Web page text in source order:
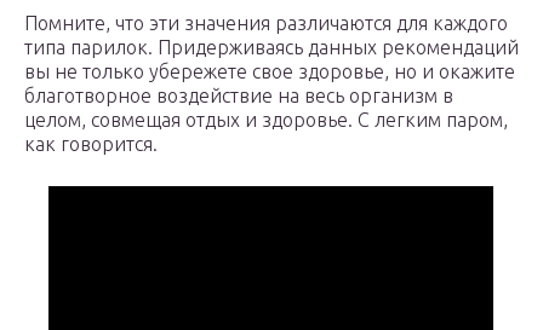
Помните, что эти значения различаются для каждого
типа парилок. Придерживаясь данных рекомендаций
вы не только убережете свое здоровье, но и окажите
благотворное воздействие на весь организм в
целом, совмещая отдых и здоровье. С легким паром,
как говорится.